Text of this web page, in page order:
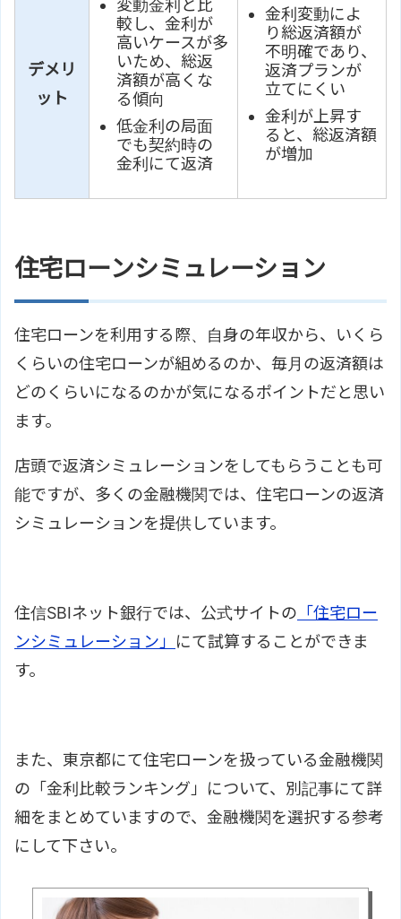
デメリ
ット
変動金利と比
較し、金利が
高いケースが多
いため、総返
済額が高くな
る傾向
低金利の局面
でも契約時の
金利にて返済
金利変動によ
り総返済額が
不明確であり、
返済プランが
立てにくい
金利が上昇す
ると、総返済額
が増加
住宅ローンシミュレーション
住宅ローンを利用する際、自身の年収から、いくら
くらいの住宅ローンが組めるのか、毎月の返済額は
どのくらいになるのかが気になるポイントだと思い
ます。
店頭で返済シミュレーションをしてもらうことも可
能ですが、多くの金融機関では、住宅ローンの返済
シミュレーションを提供しています。
住信SBIネット銀行では、公式サイトの 「住宅ロー
ンシミュレーション」 にて試算することができま
す。
また、東京都にて住宅ローンを扱っている金融機関
の「金利比較ランキング」について、別記事にて詳
細をまとめていますので、金融機関を選択する参考
にして下さい。